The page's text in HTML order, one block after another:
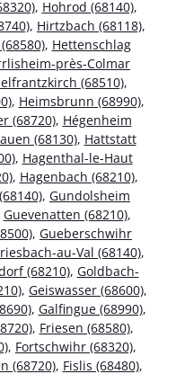
, Hohrod (68140),
, Hirtzbach (68118),
, Hettenschlag
près-Colmar
(68510),
, Heimsbrunn (68990),
(68720), Hégenheim
(68130), Hattstatt
, Hagenthal-le-Haut
, Hagenbach (68210),
, Gundolsheim
Guevenatten (68210),
, Gueberschwihr
au-Val (68140),
(68210), Goldbach-
, Geiswasser (68600),
, Galfingue (68990),
, Friesen (68580),
, Fortschwihr (68320),
(68720), Fislis (68480),